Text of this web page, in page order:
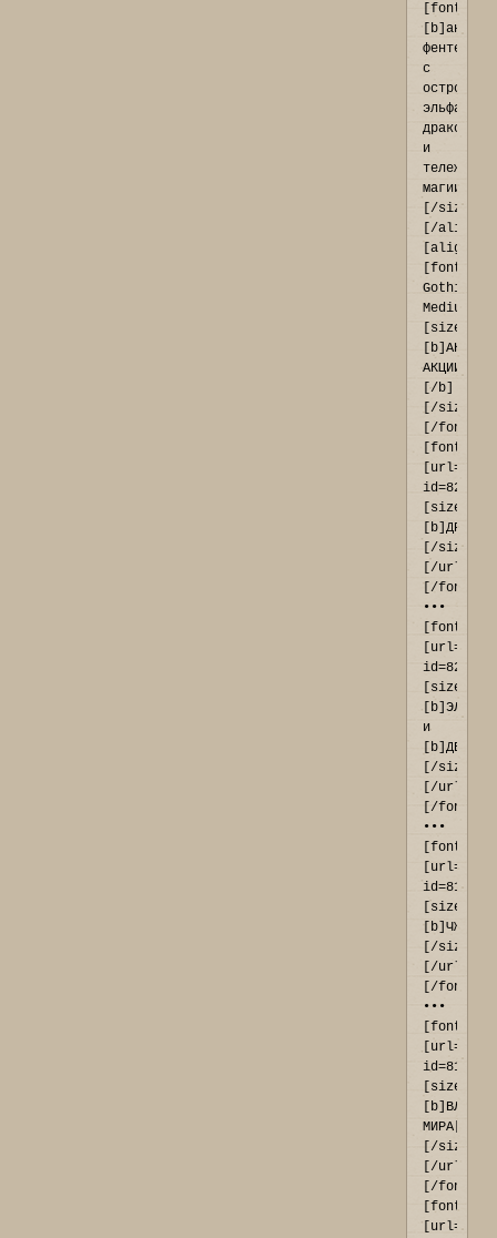
с
эльфами,
и
тележкой
магии[/
[/size]
[/align]
Gothic
Medium]
[size=16]
АКЦИИ:
[/b]
[/size]
[/font]
[size=11]
[/size]
[/url]
[/font]
•••
[size=11]
и
[/size]
[/url]
[/font]
•••
[size=11]
[/size]
[/url]
[/font]
•••
[size=11]
МИРА[/b]
[/size]
[/url]
[/font]